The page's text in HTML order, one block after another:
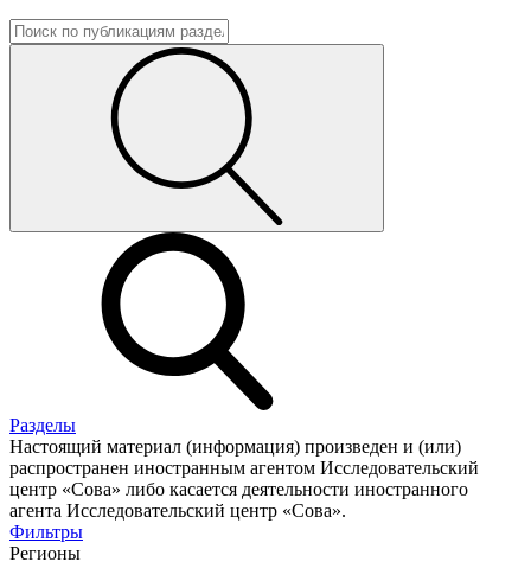
Разделы
Настоящий материал (информация) произведен и (или)
распространен иностранным агентом Исследовательский
центр «Сова» либо касается деятельности иностранного
агента Исследовательский центр «Сова».
Фильтры
Регионы